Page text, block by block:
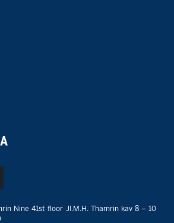
Nine 41st floor JI.M.H. Thamrin kav 8 – 10